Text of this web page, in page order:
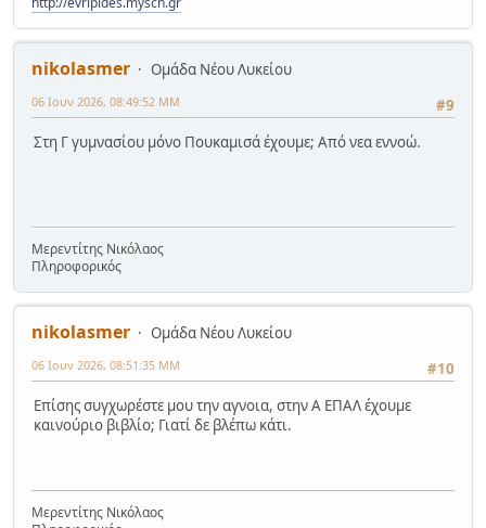
nikolasmer
Ομάδα Νέου Λυκείου
#9
06 Ιουν 2026, 08:49:52 ΜΜ
Στη Γ γυμνασίου μόνο Πουκαμισά έχουμε; Από νεα εννοώ.
Μερεντίτης Νικόλαος
Πληροφορικός
nikolasmer
Ομάδα Νέου Λυκείου
#10
06 Ιουν 2026, 08:51:35 ΜΜ
Επίσης συγχωρέστε μου την αγνοια, στην Α ΕΠΑΛ έχουμε
καινούριο βιβλίο; Γιατί δε βλέπω κάτι.
Μερεντίτης Νικόλαος